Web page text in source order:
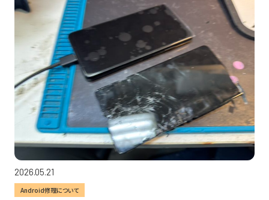
2026.05.21
Android修理について